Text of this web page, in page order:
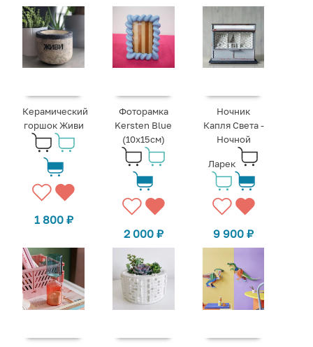
Керамический
горшок Живи
1 800 ₽
Фоторамка
Kersten Blue
(10x15см)
2 000 ₽
Ночник
Капля Света -
Ночной
Ларек
9 900₽